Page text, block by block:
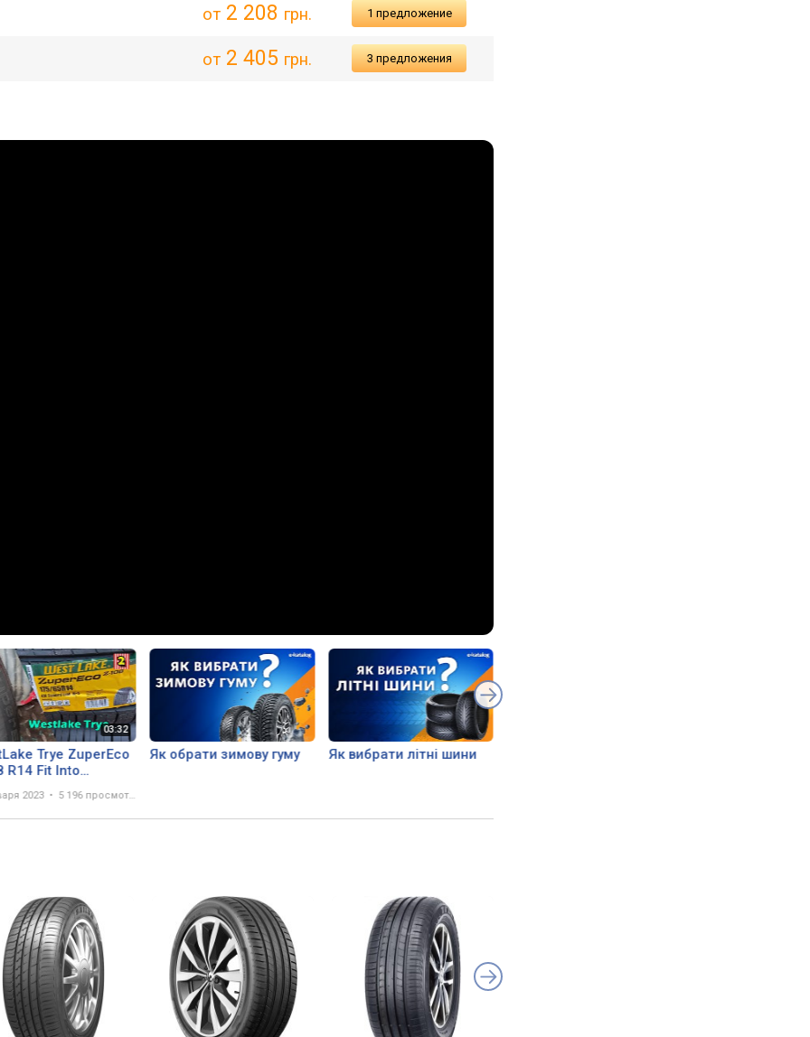
от2 208 грн. 1 предложение
от2 405 грн. 3 предложения
Trye ZuperEco
R14 Fit Into
Tayar Untuk Kereta
2023 5 196 просмотров
Як обрати зимову гуму Як вибрати літні шини